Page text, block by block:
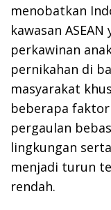
menobatkan
kawasan
perkawinan
pernikahan di
masyarakat
beberapa
pergaulan
lingkungan
menjadi turun
rendah.